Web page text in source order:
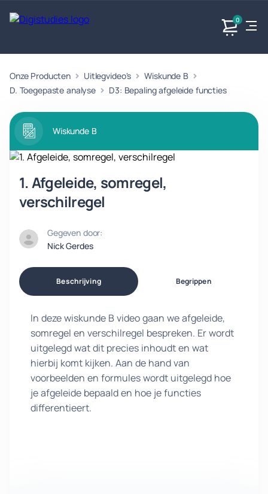
0
Exacte
vakken
Geen
vakken.
Taalvakken
vakken.
Maatschappijvakken
Geen vakken.
Onze Producten Uitlegvideo's
Wiskunde B
D. Toegepaste analyse
D3: Bepaling afgeleide functies
Wiskunde B
1. Afgeleide, somregel,
verschilregel
Gegeven door:
Nick Gerdes
Beschrijving Begrippen
In deze wiskunde B video gaan we afgeleide,
somregel en verschilregel bespreken. Er wordt
uitgelegd wat dit precies inhoudt en wat
hierbij komt kijken. Aan de hand van
voorbeelden en formules wordt uitgelegd hoe
je afgeleide bepaald en hoe je functies
differentieert.